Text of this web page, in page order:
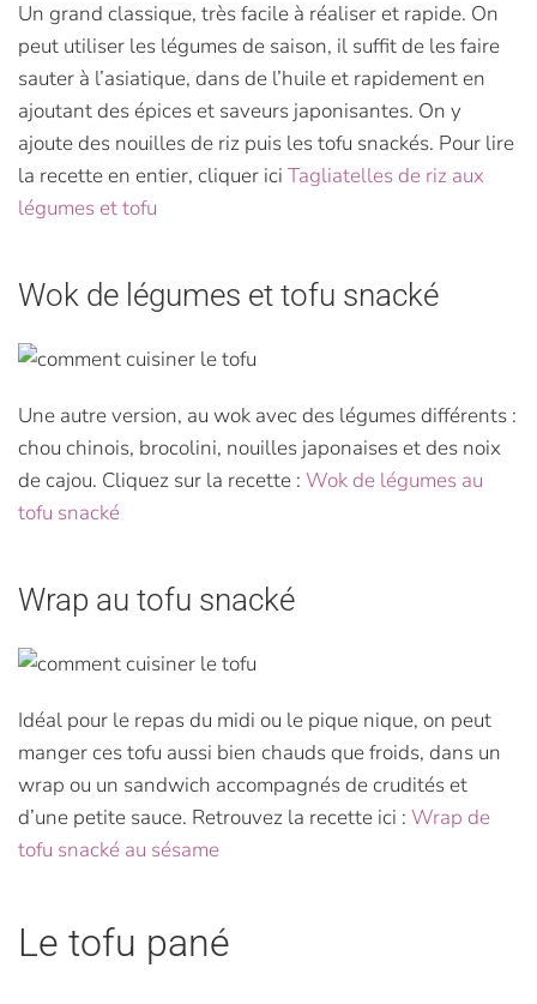
Un grand classique, très facile à réaliser et rapide. On
peut utiliser les légumes de saison, il suffit de les faire
sauter à l’asiatique, dans de l’huile et rapidement en
ajoutant des épices et saveurs japonisantes. On y
ajoute des nouilles de riz puis les tofu snackés. Pour lire
la recette en entier, cliquer ici Tagliatelles de riz aux
légumes et tofu
Wok de légumes et tofu snacké
Une autre version, au wok avec des légumes différents :
chou chinois, brocolini, nouilles japonaises et des noix
de cajou. Cliquez sur la recette : Wok de légumes au
tofu snacké
Wrap au tofu snacké
Idéal pour le repas du midi ou le pique nique, on peut
manger ces tofu aussi bien chauds que froids, dans un
wrap ou un sandwich accompagnés de crudités et
d’une petite sauce. Retrouvez la recette ici : Wrap de
tofu snacké au sésame
Le tofu pané